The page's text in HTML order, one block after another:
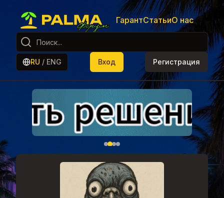
ГарантСтатьиО нас
RU / ENG Вход Регистрация